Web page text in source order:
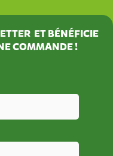
ET BÉNÉFICIE
COMMANDE !